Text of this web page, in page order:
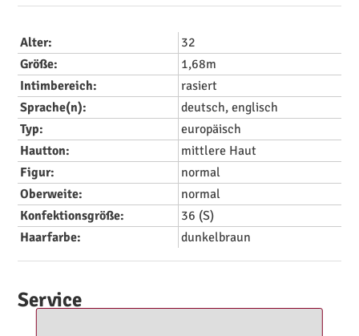
Alter:
32
Größe:
1,68m
Intimbereich:
rasiert
Sprache(n):
deutsch, englisch
Typ:
europäisch
Hautton:
mittlere Haut
Figur:
normal
Oberweite:
normal
Konfektionsgröße:
36 (S)
Haarfarbe:
dunkelbraun
Service